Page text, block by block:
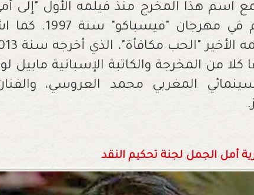
اسم هذا المخرج منذ فيلمه الأول "إلى
بجائزة أحسن فيلم في
من المخرجة والكاتبة الإسبانية مابيل
المغربي محمد العروسي،
أمل الجمل لجنة تحكيم النقد